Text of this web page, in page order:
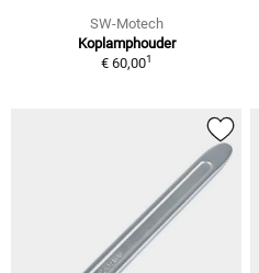
SW-Motech
Koplamphouder
€ 60,001